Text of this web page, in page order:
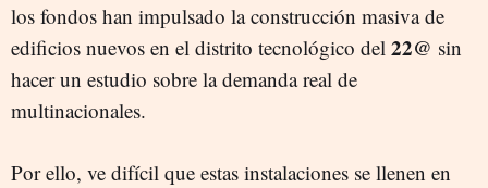
los fondos han impulsado la construcción masiva de
edificios nuevos en el distrito tecnológico del 22@ sin
hacer un estudio sobre la demanda real de
multinacionales.
Por ello, ve difícil que estas instalaciones se llenen en